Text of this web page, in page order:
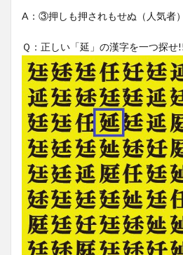
A：③押しも押されもせぬ（人気者）
Ｑ：正しい「延」の漢字を一つ探せ!!